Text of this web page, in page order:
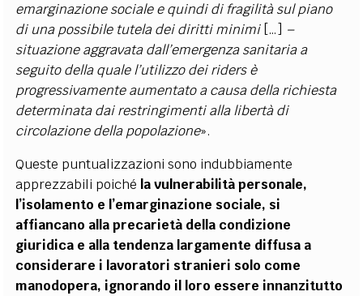
emarginazione sociale e quindi di fragilità sul piano
di una possibile tutela dei diritti minimi […] –
situazione aggravata dall’emergenza sanitaria a
seguito della quale l’utilizzo dei riders è
progressivamente aumentato a causa della richiesta
determinata dai restringimenti alla libertà di
circolazione della popolazione».
Queste puntualizzazioni sono indubbiamente
apprezzabili poiché la vulnerabilità personale,
l’isolamento e l’emarginazione sociale, si
affiancano alla precarietà della condizione
giuridica e alla tendenza largamente diffusa a
considerare i lavoratori stranieri solo come
manodopera, ignorando il loro essere innanzitutto